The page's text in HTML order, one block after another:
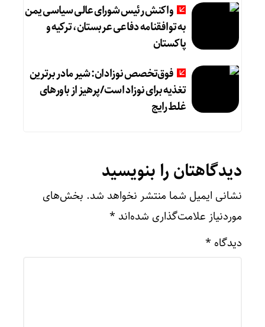
واکنش رئیس شورای عالی سیاسی یمن
به توافقنامه دفاعی عربستان، ترکیه و
پاکستان
فوق‌تخصص نوزادان: شیر مادر برترین
تغذیه برای نوزاد است/پرهیز از باورهای
غلط رایج
دیدگاهتان را بنویسید
نشانی ایمیل شما منتشر نخواهد شد. بخش‌های
موردنیاز علامت‌گذاری شده‌اند *
دیدگاه *